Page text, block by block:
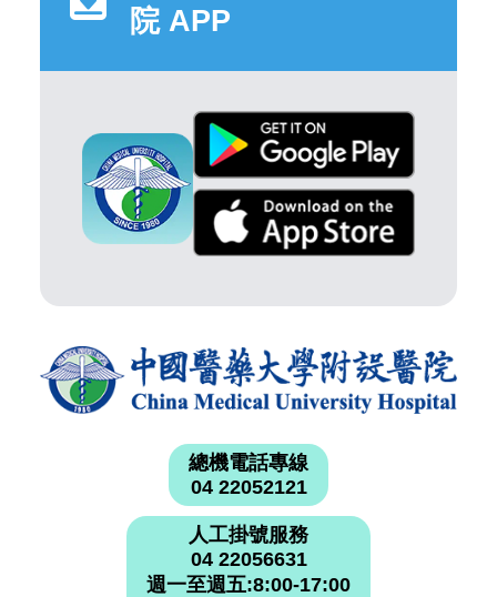
院 APP
總機電話專線
04 22052121
人工掛號服務
04 22056631
週一至週五:8:00-17:00